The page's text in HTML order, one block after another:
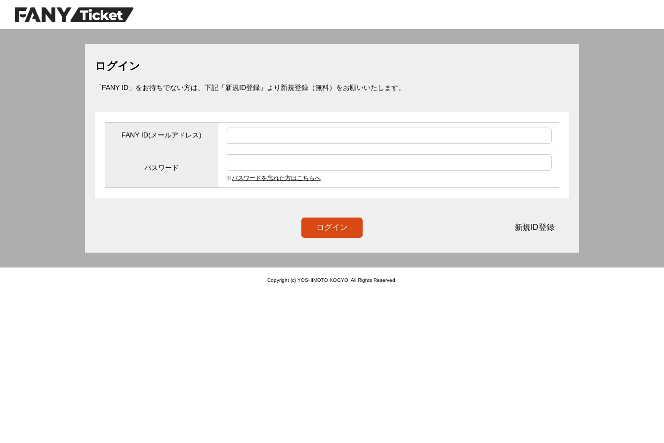
ログイン
「FANY ID」をお持ちでない方は、下記「新規ID登録」より新規登録（無料）をお願いいたします。
FANY ID(メールアドレス)
パスワード
パスワードを忘れた方はこちらへ
ログイン 新規ID登録
Copyright (c) YOSHIMOTO KOGYO. All Rights Reserved.